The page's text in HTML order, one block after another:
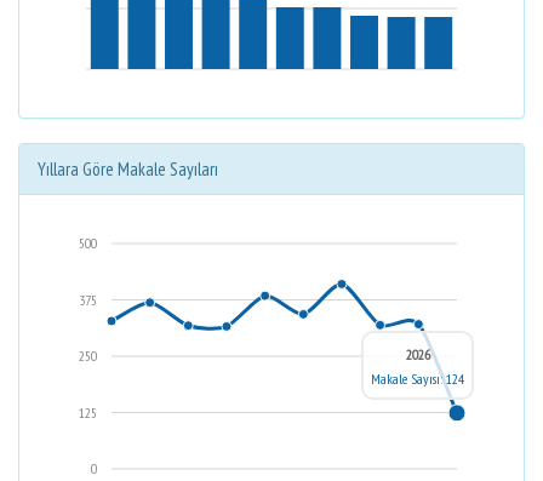
Yıllara Göre Makale Sayıları
0
125
250
375
500
2026
Makale Sayısı: 124